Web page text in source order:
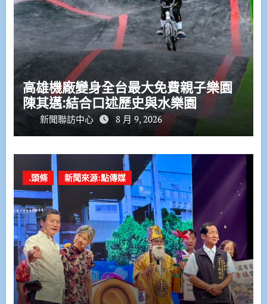
高雄機廠變身全台最大免費親子樂園
陳其邁:結合口述歷史與水樂園
新聞聯訪中心 8 月 9, 2026
.頭條 新聞來源:點傳媒